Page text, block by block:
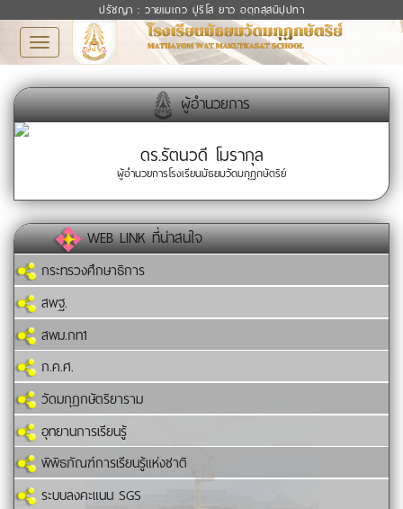
ปรัชญา : วายเมเถว ปุริโส ยาว อตฺถสฺสนิปฺปทา
Toggle
navigation
ผู้อำนวยการ
ดร.รัตนวดี โมรากุล
ผู้อำนวยการโรงเรียนมัธยมวัดมกุฏกษัตริย์
WEB LINK ที่น่าสนใจ
กระทรวงศึกษาธิการ
สพฐ.
สพม.กท1
ก.ค.ศ.
วัดมกุฏกษัตริยาราม
อุทยานการเรียนรู้
พิพิธภัณฑ์การเรียนรู้แห่งชาติ
ระบบลงคะแนน SGS